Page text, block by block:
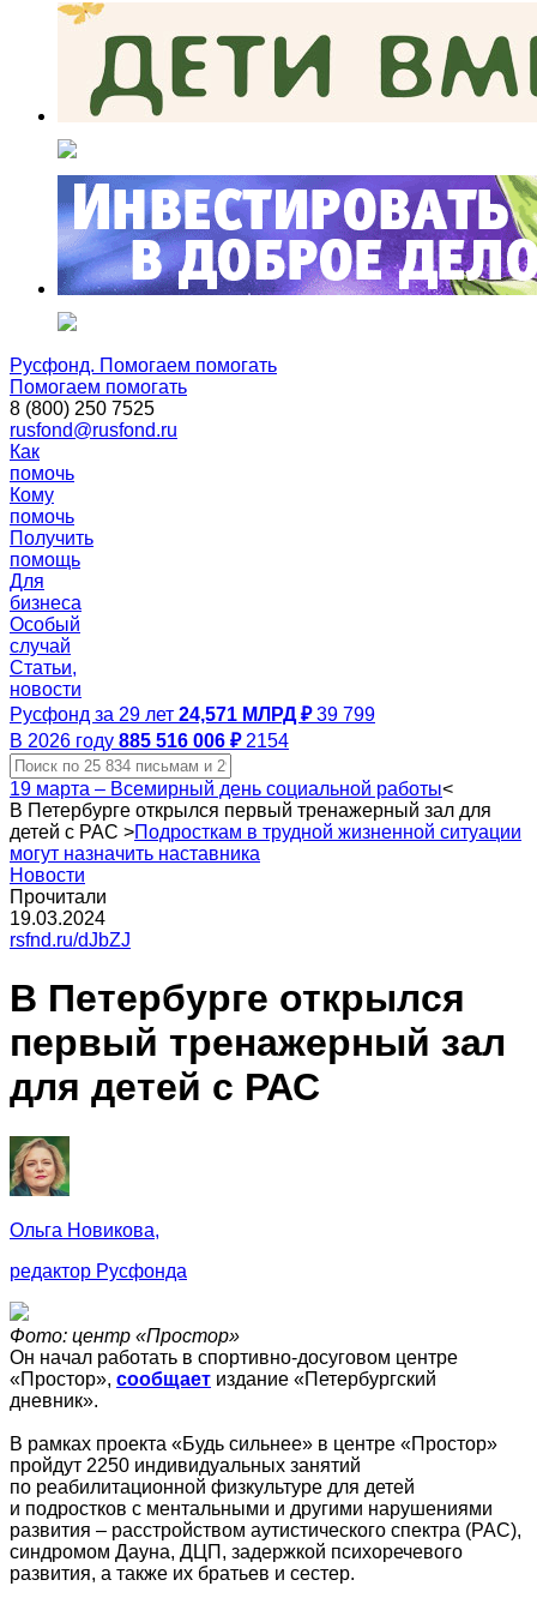
Русфонд. Помогаем помогать
Помогаем помогать
8 (800) 250 7525
rusfond@rusfond.ru
Как
помочь
Кому
помочь
Получить
помощь
Для
бизнеса
Особый
случай
Статьи,
новости
Русфонд за 29 лет 24,571 МЛРД ₽ 39 799
В 2026 году 885 516 006 ₽ 2154
19 марта – Всемирный день социальной работы<
В Петербурге открылся первый тренажерный зал для
детей с РАС >Подросткам в трудной жизненной ситуации
могут назначить наставника
Новости
Прочитали
19.03.2024
rsfnd.ru/dJbZJ
В Петербурге открылся
первый тренажерный зал
для детей с РАС
Ольга Новикова,
редактор Русфонда
Фото: центр «Простор»
Он начал работать в спортивно-досуговом центре
«Простор», сообщает издание «Петербургский
дневник».
В рамках проекта «Будь сильнее» в центре «Простор»
пройдут 2250 индивидуальных занятий
по реабилитационной физкультуре для детей
и подростков с ментальными и другими нарушениями
развития – расстройством аутистического спектра (РАС),
синдромом Дауна, ДЦП, задержкой психоречевого
развития, а также их братьев и сестер.